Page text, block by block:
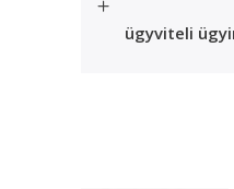
ügyviteli